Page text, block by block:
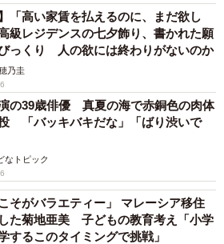
】「高い家賃を払えるのに、まだ欲し
級レジデンスの七夕飾り、書かれた願
っくり 人の欲には終わりがないのか
乃圭
の39歳俳優 真夏の海で赤銅色の肉体
「バッキバキだな」「ばり渋いで
なトピック
こそがバラエティー」 マレーシア移住
た菊地亜美 子どもの教育考え「小学
するこのタイミングで挑戦」